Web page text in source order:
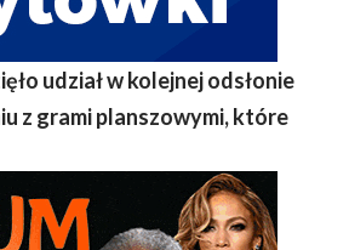
udział w kolejnej odsłonie
z grami planszowymi, które